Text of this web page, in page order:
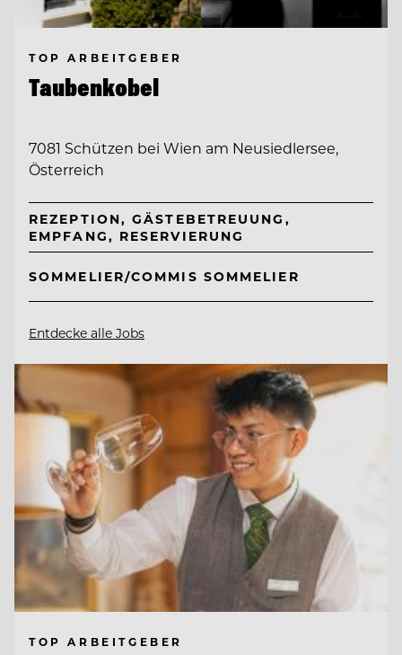
TOP ARBEITGEBER
Taubenkobel
7081 Schützen bei Wien am Neusiedlersee,
Österreich
REZEPTION, GÄSTEBETREUUNG,
EMPFANG, RESERVIERUNG
SOMMELIER/COMMIS SOMMELIER
Entdecke alle Jobs
TOP ARBEITGEBER